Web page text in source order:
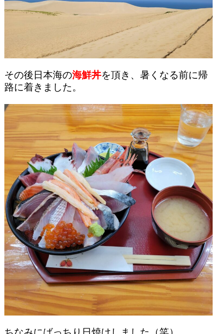
その後日本海の海鮮丼を頂き、暑くなる前に帰
路に着きました。